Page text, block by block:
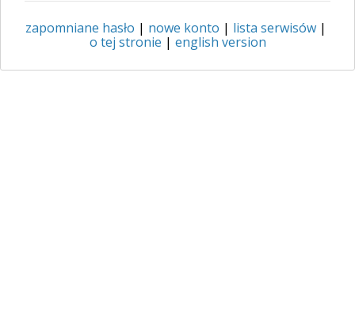
zapomniane hasło | nowe konto | lista serwisów |
o tej stronie | english version